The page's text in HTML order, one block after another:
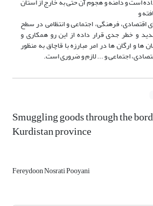
و
اقتصادی، فرهنگی، اجتماعی و انتظامی در سطح
و خطر جدی قرار داده از این رو همکاری و
و ارگان ها در امر مبارزه با قاچاق به منظور
اجتماعی و ... لازم و ضروری است.
Smuggling goods through the
Kurdistan province
Fereydoon Nosrati Pooyani